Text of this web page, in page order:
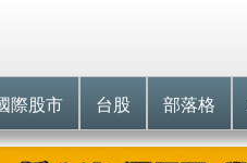
際股市 台股 部落格